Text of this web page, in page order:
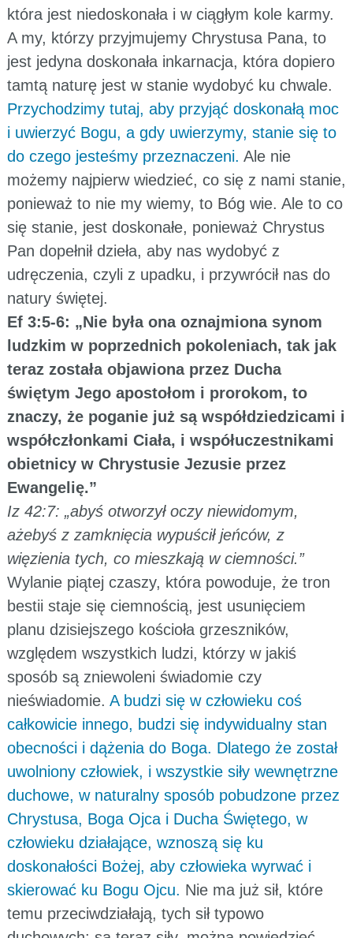
która jest niedoskonała i w ciągłym kole karmy.
A my, którzy przyjmujemy Chrystusa Pana, to
jest jedyna doskonała inkarnacja, która dopiero
tamtą naturę jest w stanie wydobyć ku chwale.
Przychodzimy tutaj, aby przyjąć doskonałą moc
i uwierzyć Bogu, a gdy uwierzymy, stanie się to
do czego jesteśmy przeznaczeni. Ale nie
możemy najpierw wiedzieć, co się z nami stanie,
ponieważ to nie my wiemy, to Bóg wie. Ale to co
się stanie, jest doskonałe, ponieważ Chrystus
Pan dopełnił dzieła, aby nas wydobyć z
udręczenia, czyli z upadku, i przywrócił nas do
natury świętej.
Ef 3:5-6: „Nie była ona oznajmiona synom
ludzkim w poprzednich pokoleniach, tak jak
teraz została objawiona przez Ducha
świętym Jego apostołom i prorokom, to
znaczy, że poganie już są współdziedzicami i
współczłonkami Ciała, i współuczestnikami
obietnicy w Chrystusie Jezusie przez
Ewangelię.”
Iz 42:7: „abyś otworzył oczy niewidomym,
ażebyś z zamknięcia wypuścił jeńców, z
więzienia tych, co mieszkają w ciemności.”
Wylanie piątej czaszy, która powoduje, że tron
bestii staje się ciemnością, jest usunięciem
planu dzisiejszego kościoła grzeszników,
względem wszystkich ludzi, którzy w jakiś
sposób są zniewoleni świadomie czy
nieświadomie. A budzi się w człowieku coś
całkowicie innego, budzi się indywidualny stan
obecności i dążenia do Boga. Dlatego że został
uwolniony człowiek, i wszystkie siły wewnętrzne
duchowe, w naturalny sposób pobudzone przez
Chrystusa, Boga Ojca i Ducha Świętego, w
człowieku działające, wznoszą się ku
doskonałości Bożej, aby człowieka wyrwać i
skierować ku Bogu Ojcu. Nie ma już sił, które
temu przeciwdziałają, tych sił typowo